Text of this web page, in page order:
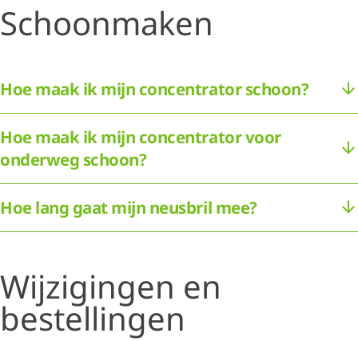
Schoonmaken
Hoe maak ik mijn concentrator schoon?
Hoe maak ik mijn concentrator voor
onderweg schoon?
Hoe lang gaat mijn neusbril mee?
Wijzigingen en
bestellingen